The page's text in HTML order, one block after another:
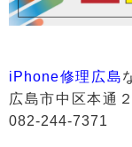
iPhone修理広島
広島市中区本通
082-244-7371